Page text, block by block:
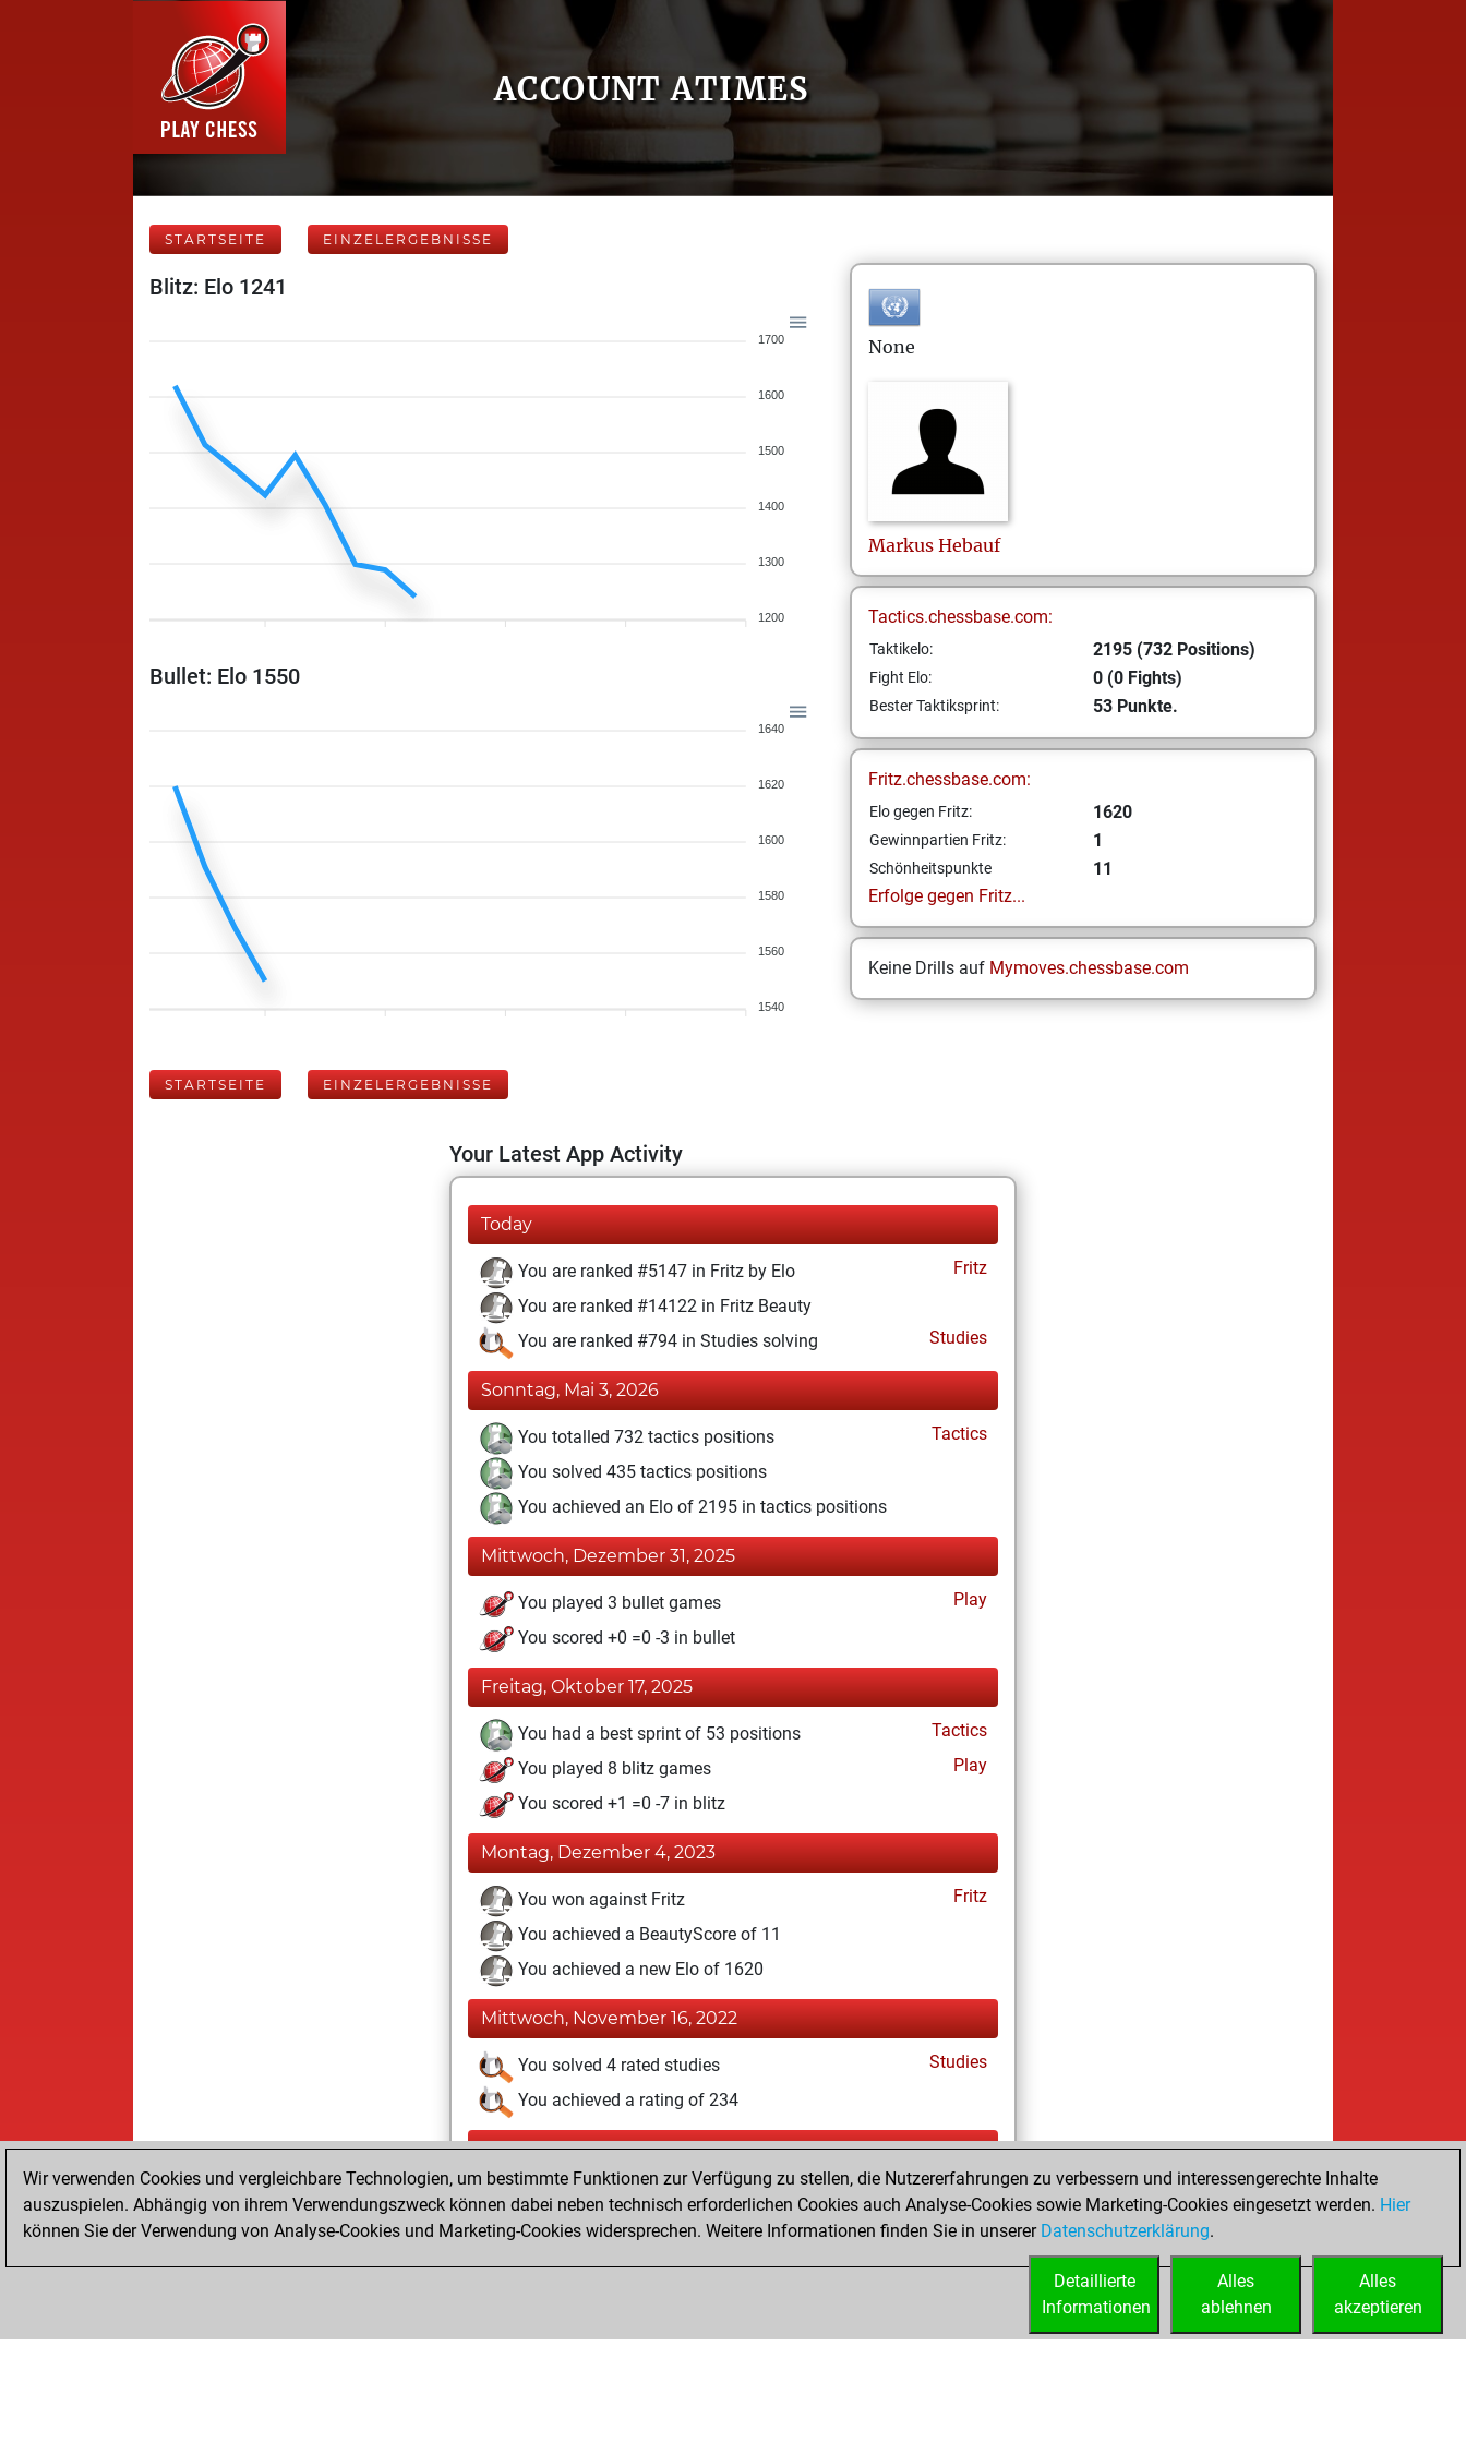
ACCOUNT ATIMES
STARTSEITE EINZELERGEBNISSE
Blitz: Elo 1241
1700
1600
1500
1400
1300
1200
Bullet: Elo 1550
1640
1620
1600
1580
1560
1540
None
Markus Hebauf
Tactics.chessbase.com:
Taktikelo: 2195 (732 Positions)
Fight Elo: 0 (0 Fights)
Bester Taktiksprint: 53 Punkte.
Fritz.chessbase.com:
Elo gegen Fritz: 1620
Gewinnpartien Fritz: 1
Schönheitspunkte
11
Erfolge gegen Fritz...
Keine Drills auf Mymoves.chessbase.com
STARTSEITE EINZELERGEBNISSE
Your Latest App Activity
Today
You are ranked #5147 in Fritz by Elo
Fritz
You are ranked #14122 in Fritz Beauty
You are ranked #794 in Studies solving
Studies
Sonntag, Mai 3, 2026
You totalled 732 tactics positions
Tactics
You solved 435 tactics positions
You achieved an Elo of 2195 in tactics positions
Mittwoch, Dezember 31, 2025
You played 3 bullet games
Play
You scored +0 =0 -3 in bullet
Freitag, Oktober 17, 2025
You had a best sprint of 53 positions
Tactics
You played 8 blitz games
Play
You scored +1 =0 -7 in blitz
Montag, Dezember 4, 2023
You won against Fritz
Fritz
You achieved a BeautyScore of 11
You achieved a new Elo of 1620
Mittwoch, November 16, 2022
You solved 4 rated studies
Studies
You achieved a rating of 234
Donnerstag, November 10, 2022
You created your Fritz account
Fritz
You created your Studies account
Studies
Wir verwenden Cookies und vergleichbare Technologien, um bestimmte Funktionen zur Verfügung zu stellen, die Nutzererfahrungen zu verbessern und interessengerechte Inhalte
auszuspielen. Abhängig von ihrem Verwendungszweck können dabei neben technisch erforderlichen Cookies auch Analyse-Cookies sowie Marketing-Cookies eingesetzt werden. Hier
können Sie der Verwendung von Analyse-Cookies und Marketing-Cookies widersprechen. Weitere Informationen finden Sie in unserer Datenschutzerklärung.
Alles
akzeptieren
Alles
ablehnen
Detaillierte
Informationen